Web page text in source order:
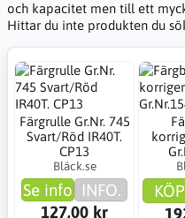
och kapacitet men till ett
Hittar du inte produkten du
Färgrulle Gr.Nr. 745
Svart/Röd IR40T.
CP13
Bläck.se
Se info INFO.
127,00 kr
KÖP